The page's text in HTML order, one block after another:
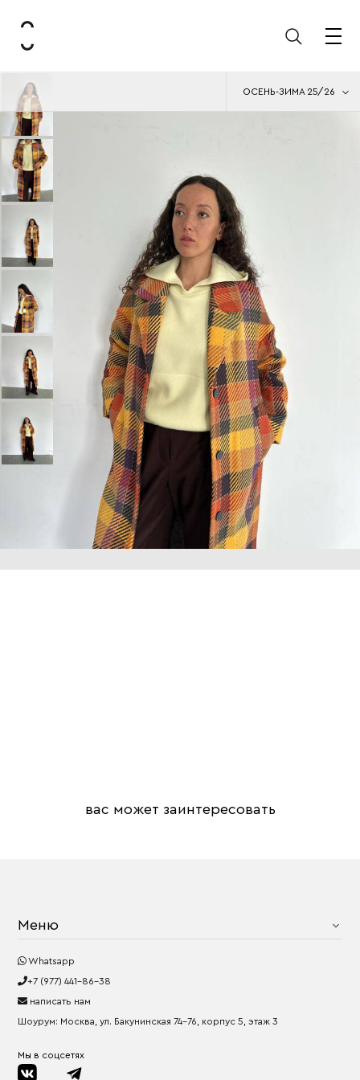
ОСЕНЬ-ЗИМА 25/26
вас может заинтересовать
Меню
Whatsapp
+7 (977) 441-86-38
написать нам
Шоурум: Москва, ул. Бакунинская 74-76, корпус 5, этаж 3
Мы в соцсетях